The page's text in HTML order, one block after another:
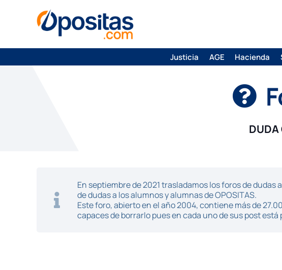
Justicia AGE Hacienda
DUDA
En septiembre de 2021 trasladamos los foros de
de dudas a los alumnos y alumnas de OPOSITAS.
Este foro, abierto en el año 2004, contiene más de
capaces de borrarlo pues en cada uno de sus post